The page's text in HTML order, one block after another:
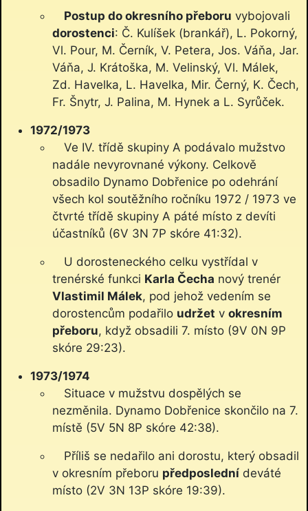
Postup do okresního přeboru vybojovali
dorostenci: Č. Kulíšek (brankář), L. Pokorný,
Vl. Pour, M. Černík, V. Petera, Jos. Váňa, Jar.
Váňa, J. Krátoška, M. Velinský, Vl. Málek,
Zd. Havelka, L. Havelka, Mir. Černý, K. Čech,
Fr. Šnytr, J. Palina, M. Hynek a L. Syrůček.
1972/1973
Ve IV. třídě skupiny A podávalo mužstvo
nadále nevyrovnané výkony. Celkově
obsadilo Dynamo Dobřenice po odehrání
všech kol soutěžního ročníku 1972 / 1973 ve
čtvrté třídě skupiny A páté místo z devíti
účastníků (6V 3N 7P skóre 41:32).
U dorosteneckého celku vystřídal v
trenérské funkci Karla Čecha nový trenér
Vlastimil Málek, pod jehož vedením se
dorostencům podařilo udržet v okresním
přeboru, když obsadili 7. místo (9V 0N 9P
skóre 29:23).
1973/1974
Situace v mužstvu dospělých se
nezměnila. Dynamo Dobřenice skončilo na 7.
místě (5V 5N 8P skóre 42:38).
Příliš se nedařilo ani dorostu, který obsadil
v okresním přeboru předposlední deváté
místo (2V 3N 13P skóre 19:39).